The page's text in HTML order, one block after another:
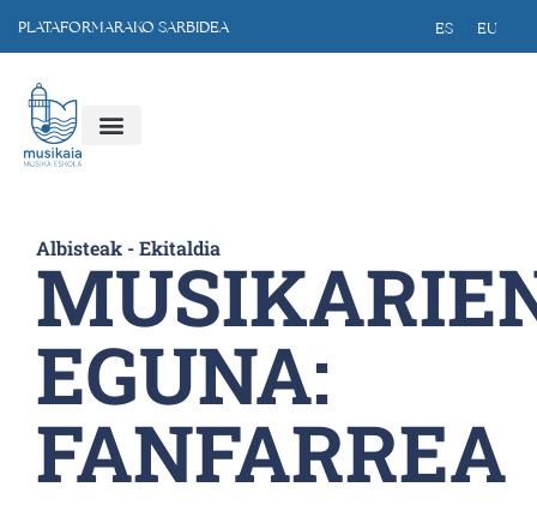
PLATAFORMARAKO SARBIDEA ES EU
Albisteak -Ekitaldia
EGUNA:
FANFARREA